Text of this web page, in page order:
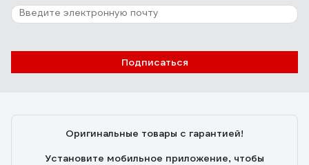
Подписаться
Оригинальные товары с гарантией!
Установите мобильное приложение, чтобы